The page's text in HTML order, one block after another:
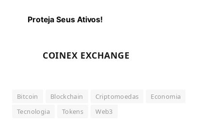
Proteja Seus Ativos!
COINEX EXCHANGE
Bitcoin Blockchain Criptomoedas
Economia
Tecnologia
Tokens Web3